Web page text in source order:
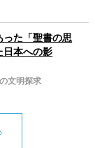
た「聖書の思
本への影
文明探求